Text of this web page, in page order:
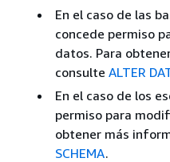
En el caso de las
concede permiso
datos. Para
consulte ALTER
En el caso de los
permiso para
obtener más
SCHEMA.